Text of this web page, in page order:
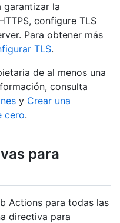
garantizar la
configure TLS
Para obtener más
TLS.
de al menos una
consulta
y Crear una
cero.
para
Actions para todas las
directiva para